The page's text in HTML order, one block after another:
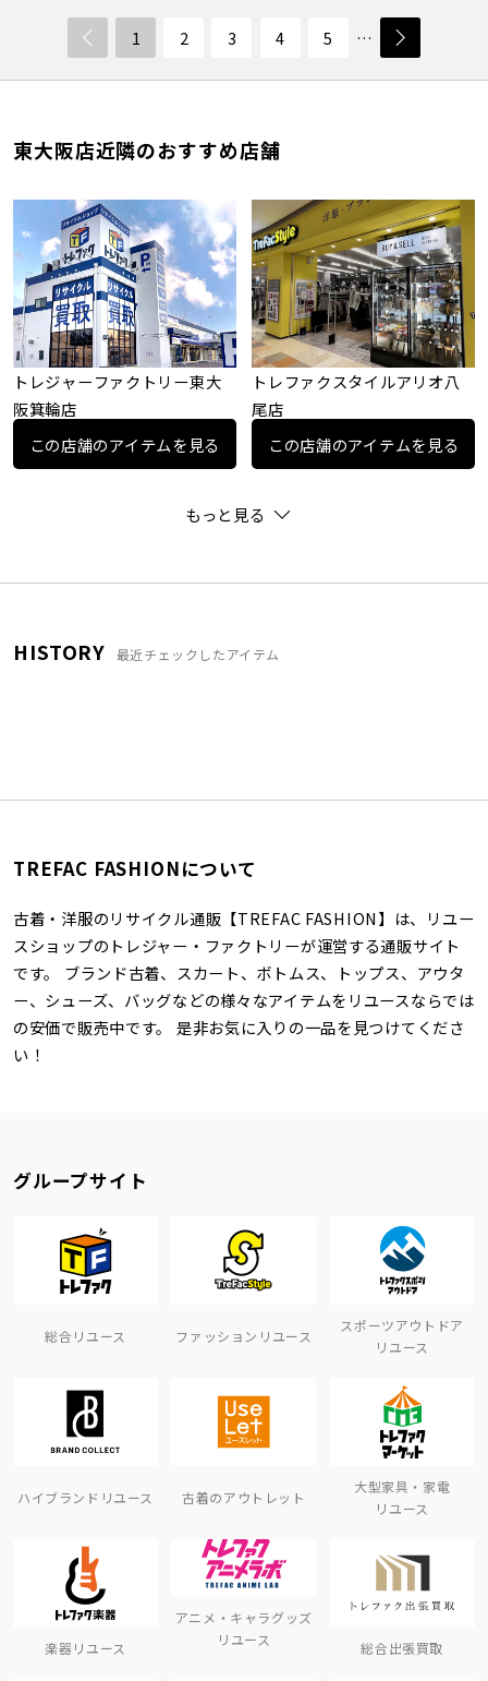
1 2 3 4 5 …
東大阪店近隣のおすすめ店舗
トレジャーファクトリー東大
阪箕輪店
この店舗のアイテムを見る
トレファクスタイルアリオ八
尾店
この店舗のアイテムを見る
もっと見る
HISTORY 最近チェックしたアイテム
TREFAC FASHIONについて
古着・洋服のリサイクル通販【TREFAC FASHION】は、リユー
スショップのトレジャー・ファクトリーが運営する通販サイト
です。 ブランド古着、スカート、ボトムス、トップス、アウタ
ー、シューズ、バッグなどの様々なアイテムをリユースならでは
の安価で販売中です。 是非お気に入りの一品を見つけてくださ
い！
グループサイト
総合リユース ファッションリユース
スポーツアウトドア
リユース
ハイブランドリユース 古着のアウトレット
大型家具・家電
リユース
楽器リユース
アニメ・キャラグッズ
リユース
総合出張買取